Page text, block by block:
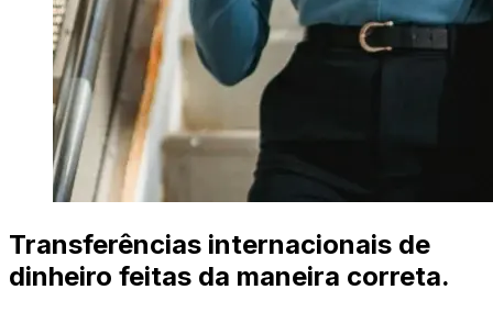
Transferências internacionais de
dinheiro feitas da maneira correta.